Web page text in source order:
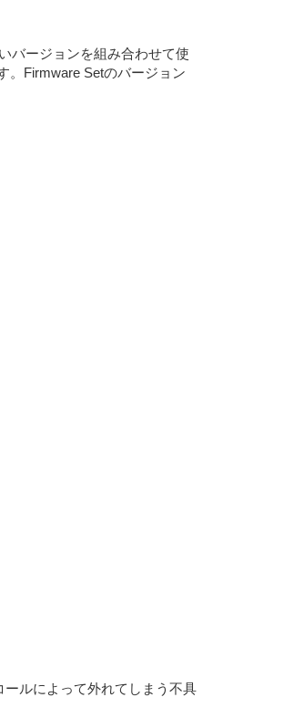
バージョンを組み合わせて使
。Firmware Setのバージョン
ルによって外れてしまう不具